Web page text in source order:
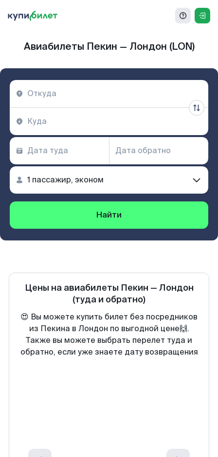
Авиабилеты Пекин — Лондон (LON)
Найти
Цены на авиабилеты Пекин — Лондон
(туда и обратно)
😍 Вы можете купить билет без посредников
из Пекина в Лондон по выгодной цене🙌.
Также вы можете выбрать перелет туда и
обратно, если уже знаете дату возвращения